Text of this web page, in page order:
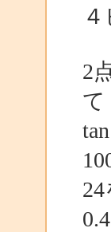
2
て